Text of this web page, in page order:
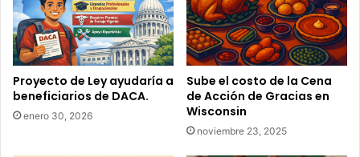
Proyecto de Ley ayudaría a
beneficiarios de DACA.
enero 30, 2026
Sube el costo de la Cena
de Acción de Gracias en
Wisconsin
noviembre 23, 2025